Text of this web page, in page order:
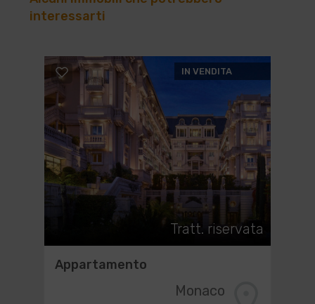
interessarti
IN VENDITA
Tratt. riservata
Appartamento
Monaco